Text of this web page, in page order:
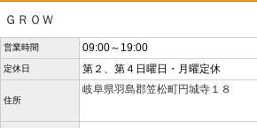
ＧＲＯＷ
営業時間 09:00～19:00
定休日 第２、第４日曜日・月曜定休
住所
岐阜県羽島郡笠松町円城寺１８